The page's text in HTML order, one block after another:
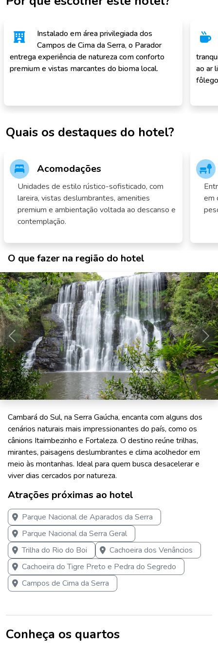
Instalado em área privilegiada dos
Campos de Cima da Serra, o Parador
entrega experiência de natureza com conforto
premium e vistas marcantes do bioma local.
ao ar
Quais os destaques do hotel?
Acomodações
Unidades de estilo rústico-sofisticado, com
lareira, vistas deslumbrantes, amenities
premium e ambientação voltada ao descanso e
contemplação.
em
O que fazer na região do hotel
Anterior
Cambará do Sul, na Serra Gaúcha, encanta com alguns dos
cenários naturais mais impressionantes do país, como os
cânions Itaimbezinho e Fortaleza. O destino reúne trilhas,
mirantes, paisagens deslumbrantes e clima acolhedor em
meio às montanhas. Ideal para quem busca desacelerar e
viver dias cercados por natureza.
Atrações próximas ao hotel
Parque Nacional de Aparados da Serra
Parque Nacional da Serra Geral
Trilha do Rio do Boi
Cachoeira dos Venâncios
Cachoeira do Tigre Preto e Pedra do Segredo
Campos de Cima da Serra
Conheça os quartos